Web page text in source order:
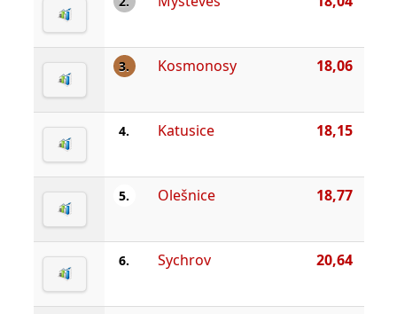
3. Kosmonosy 18,06
4. Katusice 18,15
5. Olešnice 18,77
6. Sychrov 20,64